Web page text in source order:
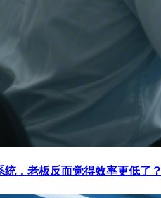
统，老板反而觉得效率更低了？